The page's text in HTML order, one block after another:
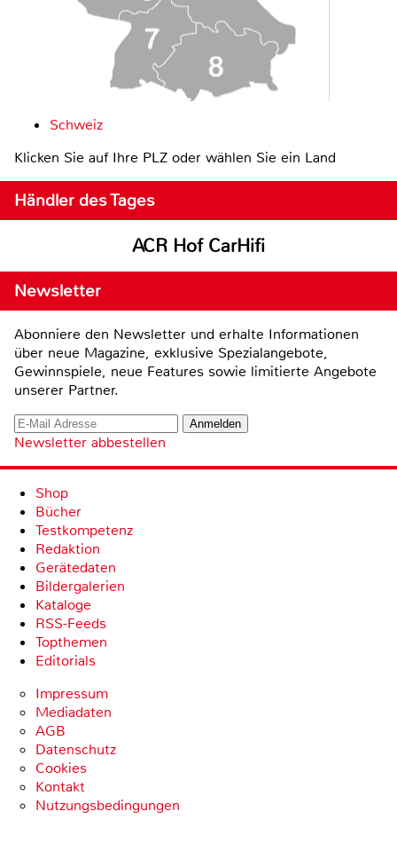
Schweiz
Klicken Sie auf Ihre PLZ oder wählen Sie ein Land
Händler des Tages
ACR Hof CarHifi
Newsletter
Abonniere den Newsletter und erhalte Informationen
über neue Magazine, exklusive Spezialangebote,
Gewinnspiele, neue Features sowie limitierte Angebote
unserer Partner.
Newsletter abbestellen
Shop
Bücher
Testkompetenz
Redaktion
Gerätedaten
Bildergalerien
Kataloge
RSS-Feeds
Topthemen
Editorials
Impressum
Mediadaten
AGB
Datenschutz
Cookies
Kontakt
Nutzungsbedingungen